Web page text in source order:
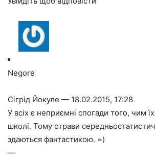
Negore
Сігрід Йокуле — 18.02.2015, 17:28
У всіх є неприємні спогади того, чим
школі. Тому страви
здаються фантастикою. =)
—